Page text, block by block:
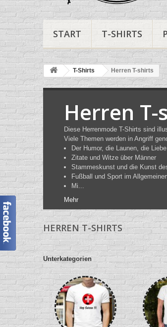
START T-SHIRTS
T-Shirts Herren T-shirts
Herren
Diese Herrenmode T-Shirts sind
Viele Themen werden in Angriff
Der Humor, die Launen, die Liebe
Zitate und Witze über Männer
Stammeskunst und die Kunst
Fußball und Sport im
Mi...
Mehr
HERREN T-SHIRTS
Unterkategorien